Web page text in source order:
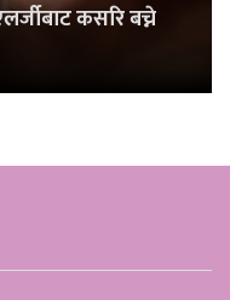
कसरि बच्ने